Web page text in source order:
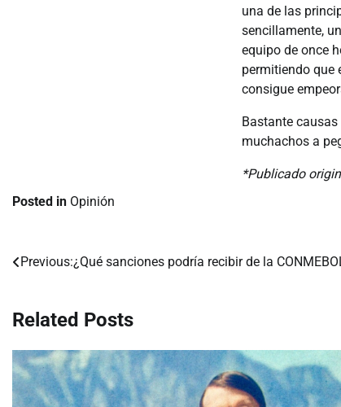
una de las
sencillamente,
equipo de once
permitiendo que
consigue
Bastante
muchachos a
*Publicado
Posted in Opinión
Navegación
entradas
Previous:¿Qué sanciones podría recibir de la
Related Posts